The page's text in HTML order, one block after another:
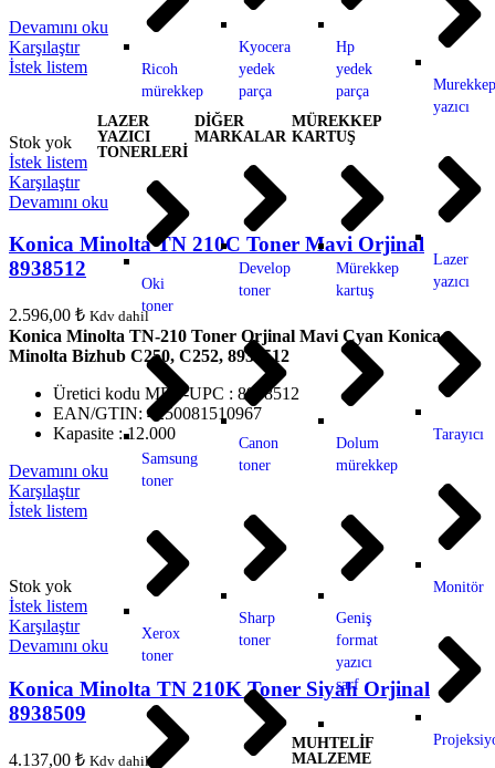
Ricoh
mürekkep
LAZER
YAZICI
TONERLERİ
Oki
toner
Samsung
toner
Xerox
toner
Kyocera
yedek
parça
DİĞER
MARKALAR
Develop
toner
Canon
toner
Sharp
toner
Hp
yedek
parça
MÜREKKEP
KARTUŞ
Mürekkep
kartuş
Dolum
mürekkep
Geniş
format
yazıcı
sarf
MUHTELİF
MALZEME
yazıcı
Lazer
yazıcı
Tarayıcı
Monitör
Devamını oku
Karşılaştır
İstek listem
Stok yok
İstek listem
Karşılaştır
Devamını oku
Konica Minolta TN 210C Toner Mavi Orjinal
8938512
2.596,00 ₺ Kdv dahil
Konica Minolta TN-210 Toner Orjinal Mavi Cyan Konica
Minolta Bizhub C250, C252, 8938512
Üretici kodu MPN-UPC : 8938512
EAN/GTIN: 4250081510967
Kapasite : 12.000
Devamını oku
Karşılaştır
İstek listem
Stok yok
İstek listem
Karşılaştır
Devamını oku
Konica Minolta TN 210K Toner Siyah Orjinal
8938509
4.137,00 ₺ Kdv dahil